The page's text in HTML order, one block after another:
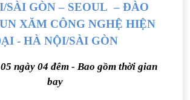
SÀI GÒN – SEOUL – ĐÀO
XĂM CÔNG NGHỆ HIỆN
- HÀ NỘI/SÀI GÒN
ngày 04 đêm - Bao gồm thời gian
bay